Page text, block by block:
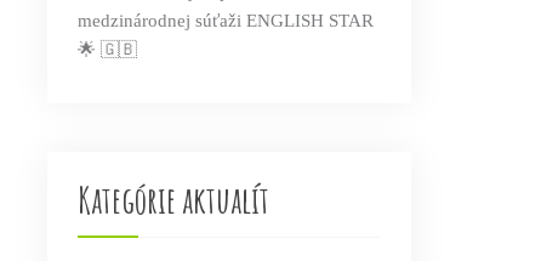
medzinárodnej súťaži ENGLISH STAR
🌟 🇬🇧
Kategórie aktualít